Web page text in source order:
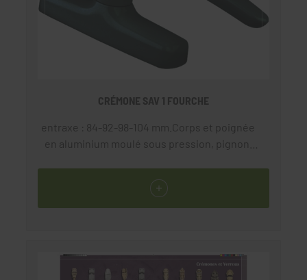
CRÉMONE SAV 1 FOURCHE
entraxe : 84-92-98-104 mm.Corps et poignée
en aluminium moulé sous pression, pignon,